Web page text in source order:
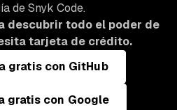
de Snyk Code.
descubrir todo el poder de
tarjeta de crédito.
gratis con GitHub
gratis con Google